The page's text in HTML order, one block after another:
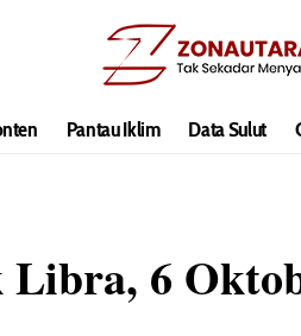
Pantau Iklim Data Sulut
Libra, 6